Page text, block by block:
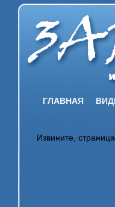
ГЛАВНАЯ
Извините,